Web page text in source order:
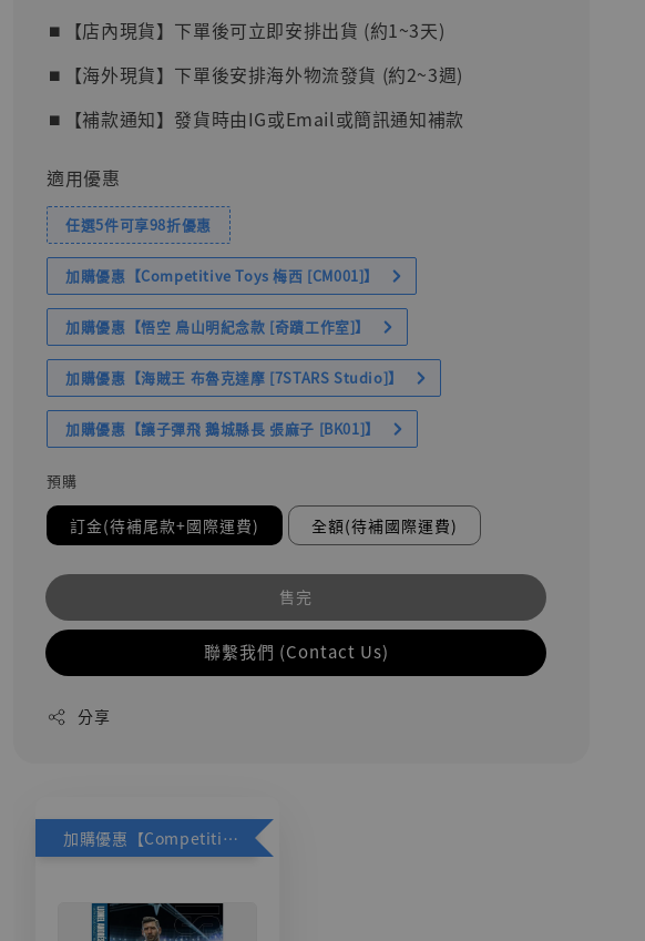
⏹︎【店內現貨】下單後可立即安排出貨 (約1~3天)
⏹︎【海外現貨】下單後安排海外物流發貨 (約2~3週)
⏹︎【補款通知】發貨時由IG或Email或簡訊通知補款
適用優惠
任選5件可享98折優惠
加購優惠【Competitive Toys 梅西 [CM001]】
加購優惠【悟空 鳥山明紀念款 [奇蹟工作室]】
加購優惠【海賊王 布魯克達摩 [7STARS Studio]】
加購優惠【讓子彈飛 鵝城縣長 張麻子 [BK01]】
預購
訂金(待補尾款+國際運費) 全額(待補國際運費)
售完
聯繫我們 (Contact Us)
分享
加購優惠【Competitive Toys 梅西 [CM001]】